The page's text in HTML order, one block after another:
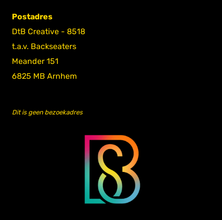
Postadres
DtB Creative - 8518
t.a.v. Backseaters
Meander 151
6825 MB Arnhem
Dit is geen bezoekadres